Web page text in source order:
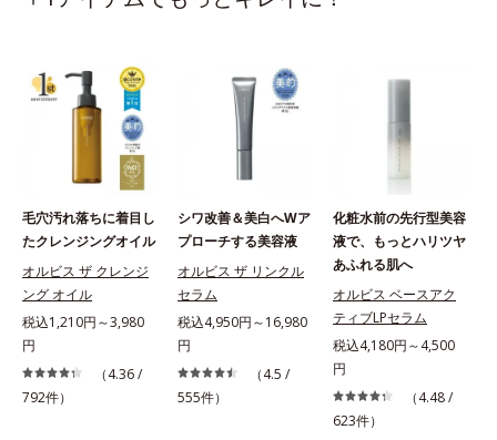
毛穴汚れ落ちに着目し
たクレンジングオイル
オルビス ザ クレンジ
ング オイル
税込1,210円～3,980
円
（4.36 /
792件）
シワ改善＆美白へWア
プローチする美容液
オルビス ザ リンクル
セラム
税込4,950円～16,980
円
（4.5 /
555件）
化粧水前の先行型美容
液で、もっとハリツヤ
あふれる肌へ
オルビス ベースアク
ティブLPセラム
税込4,180円～4,500
円
（4.48 /
623件）